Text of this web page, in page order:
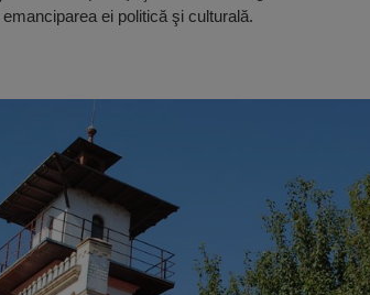
ei politică şi culturală.